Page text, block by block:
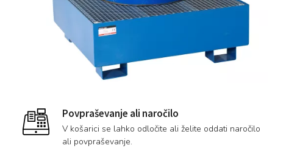
Povpraševanje ali naročilo
V košarici se lahko odločite ali želite oddati naročilo
ali povpraševanje.